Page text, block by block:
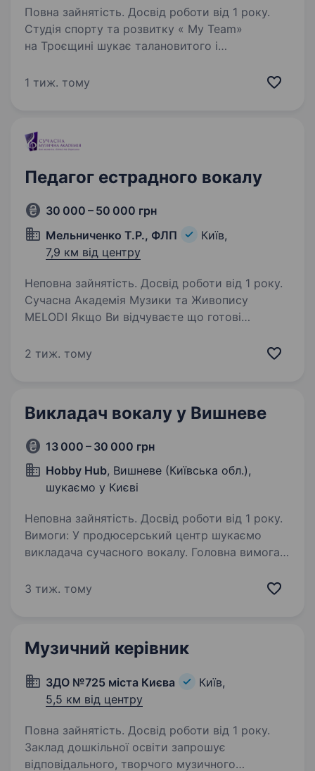
Повна зайнятість. Досвід роботи від 1 року.
Студія спорту та розвитку « My Team»
на Троєщині шукає талановитого і
обов’язки на посаді: Проводити групові та
1 тиж. тому
Педагог естрадного вокалу
30 000 – 50 000 грн
Мельниченко Т.Р., ФЛП
Київ,
7,9 км від центру
Неповна зайнятість. Досвід роботи від 1 року.
Сучасна Академія Музики та Живопису
MELODI Якщо Ви відчуваєте що готові
бажаєте проявити свої здібності, реалізувати
2 тиж. тому
Викладач вокалу у Вишневе
13 000 – 30 000 грн
Hobby Hub, Вишневе (Київська обл.),
шукаємо у Києві
Неповна зайнятість. Досвід роботи від 1 року.
Вимоги: У продюсерський центр шукаємо
викладача сучасного вокалу. Головна вимога:
та тінейджерами. Умови роботи: Простір для
3 тиж. тому
Музичний керівник
ЗДО №725 міста Києва
Київ,
5,5 км від центру
Повна зайнятість. Досвід роботи від 1 року.
Заклад дошкільної освіти запрошує
відповідального, творчого музичного